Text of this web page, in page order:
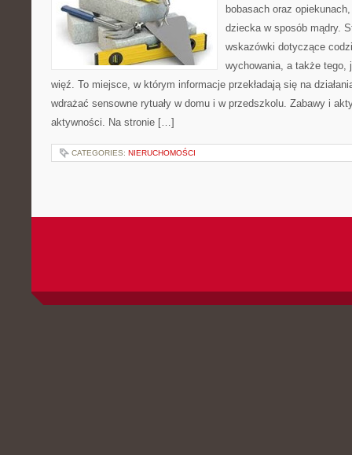
bobasach oraz
dziecka w sposób mądry.
wskazówki dotyczące
wychowania, a także tego,
więź. To miejsce, w którym informacje przekładają się na
wdrażać sensowne rytuały w domu i w przedszkolu. Zabawy i
aktywności. Na stronie […]
CATEGORIES: NIERUCHOMOŚCI